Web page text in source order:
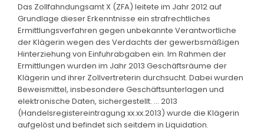
Das Zollfahndungsamt X (ZFA) leitete im Jahr 2012 auf
Grundlage dieser Erkenntnisse ein strafrechtliches
Ermittlungsverfahren gegen unbekannte Verantwortliche
der Klägerin wegen des Verdachts der gewerbsmäßigen
Hinterziehung von Einfuhrabgaben ein. Im Rahmen der
Ermittlungen wurden im Jahr 2013 Geschäftsräume der
Klägerin und ihrer Zollvertreterin durchsucht. Dabei wurden
Beweismittel, insbesondere Geschäftsunterlagen und
elektronische Daten, sichergestellt. ... 2013
(Handelsregistereintragung xx.xx.2013) wurde die Klägerin
aufgelöst und befindet sich seitdem in Liquidation.